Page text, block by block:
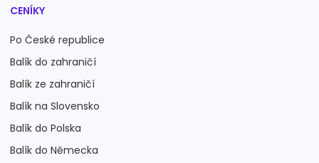
CENÍKY
Po České republice
Balík do zahraničí
Balík ze zahraničí
Balík na Slovensko
Balík do Polska
Balík do Německa